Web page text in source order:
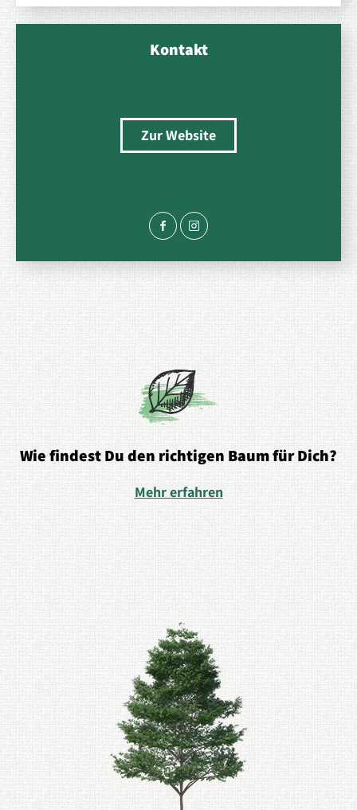
Kontakt
Zur Website
Wie findest Du den richtigen Baum für Dich?
Mehr erfahren